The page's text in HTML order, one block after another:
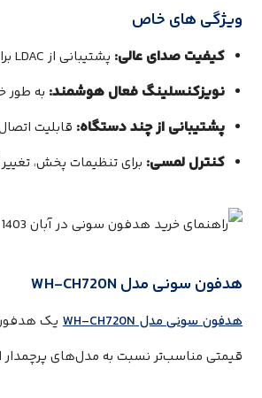
ویژگی های خاص
کیفیت صدای عالی: پشتیبانی از LDAC برای صدای با وضوح بالا.
نویزکنسلینگ فعال هوشمند: به طور
پشتیبانی از چند دستگاه: قابلیت
کنترل‌ لمسی: برای تنظیمات پخش،
هدفون سونی مدل WH-CH720N
هدفون سونی مدل WH-CH720N
یک هدفون
قیمتی مناسب‌تر نسبت به مدل‌های پرچمدار